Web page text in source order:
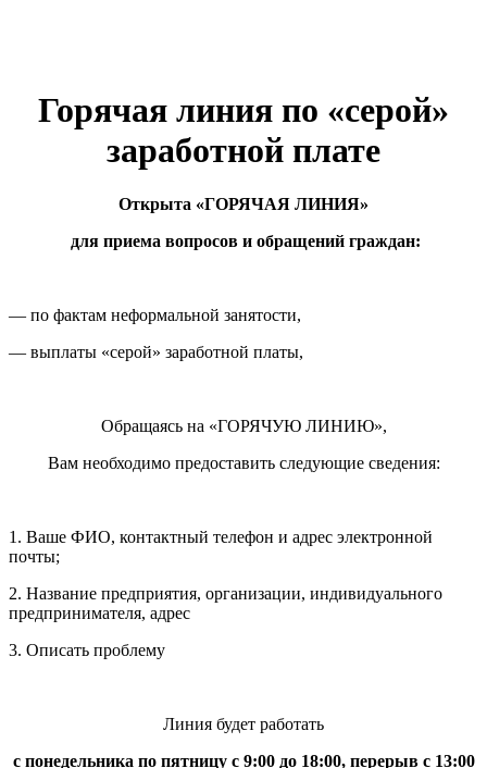
Горячая линия по «серой»
заработной плате
Открыта «ГОРЯЧАЯ ЛИНИЯ»
для приема вопросов и обращений граждан:
— по фактам неформальной занятости,
— выплаты «серой» заработной платы,
Обращаясь на «ГОРЯЧУЮ ЛИНИЮ»,
Вам необходимо предоставить следующие сведения:
1. Ваше ФИО, контактный телефон и адрес электронной
почты;
2. Название предприятия, организации, индивидуального
предпринимателя, адрес
3. Описать проблему
Линия будет работать
с понедельника по пятницу с 9:00 до 18:00, перерыв с 13:00